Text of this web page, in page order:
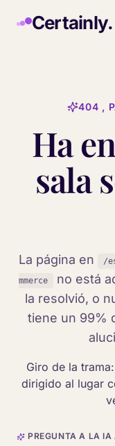
Certainly.
404 ,
Ha
sala
La página en
/
mmerce
no está
la resolvió, o
tiene un 99%
Giro de la
dirigido al lugar
PREGUNTA A LA IA